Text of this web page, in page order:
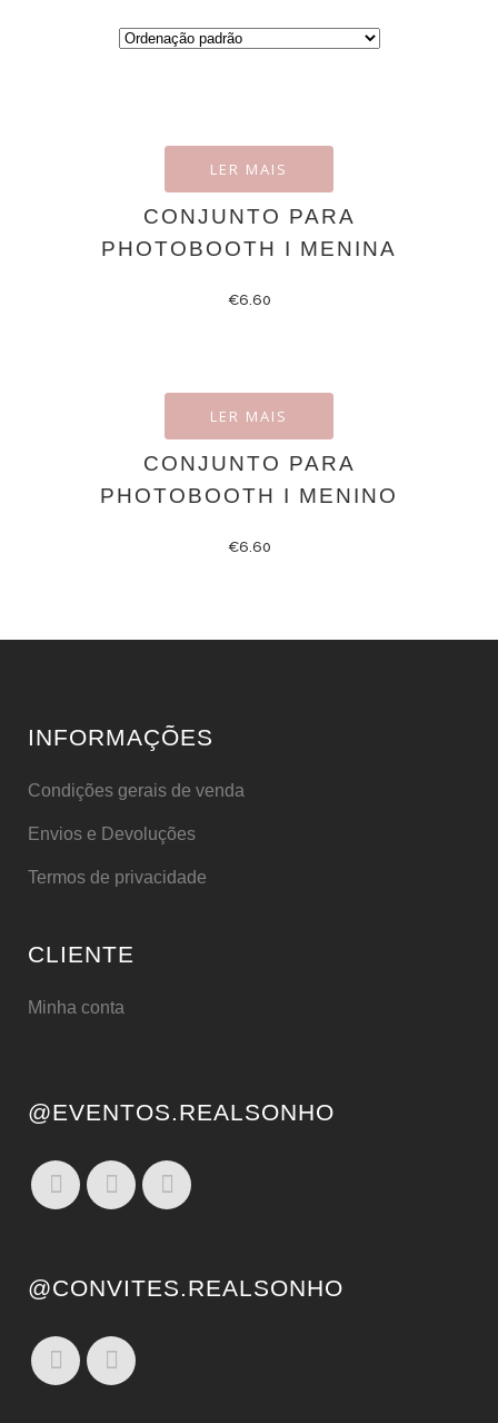
LER MAIS
CONJUNTO PARA
PHOTOBOOTH I MENINA
€6.60
LER MAIS
CONJUNTO PARA
PHOTOBOOTH I MENINO
€6.60
INFORMAÇÕES
Condições gerais de venda
Envios e Devoluções
Termos de privacidade
CLIENTE
Minha conta
@EVENTOS.REALSONHO
@CONVITES.REALSONHO